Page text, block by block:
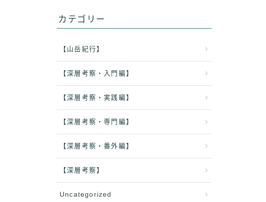
カテゴリー
【山岳紀行】
【深層考察・入門編】
【深層考察・実践編】
【深層考察・専門編】
【深層考察・番外編】
【深層考察】
Uncategorized